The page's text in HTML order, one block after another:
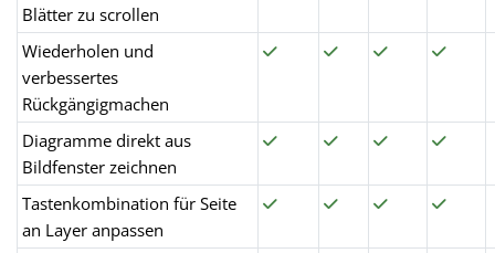
Blätter zu scrollen
Wiederholen und
verbessertes
Rückgängigmachen
Diagramme direkt aus
Bildfenster zeichnen
Tastenkombination für Seite
an Layer anpassen